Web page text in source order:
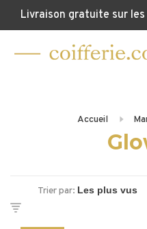
Livraison gratuite sur
Accueil
Trier par: